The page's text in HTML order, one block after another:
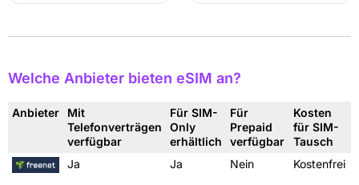
Welche Anbieter bieten eSIM an?
Anbieter
Mit
Telefonverträgen
verfügbar
Für SIM-
Only
erhältlich
Für
Prepaid
verfügbar
Kosten
für SIM-
Tausch
Ja
Ja Nein Kostenfrei